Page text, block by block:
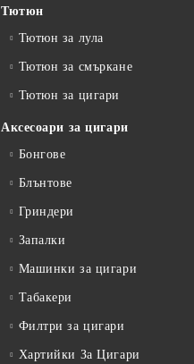
Тютюн
Тютюн за лула
Тютюн за смъркане
Тютюн за цигари
Аксесоари за цигари
Бонгове
Блънтове
Гриндери
Запалки
Машинки за цигари
Табакери
Филтри за цигари
Хартийки За Цигари